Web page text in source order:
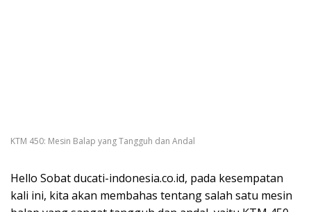
KTM 450: Mesin Balap yang Tangguh dan Andal
Hello Sobat ducati-indonesia.co.id, pada kesempatan
kali ini, kita akan membahas tentang salah satu mesin